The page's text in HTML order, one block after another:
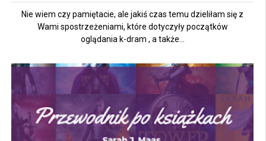
Nie wiem czy pamiętacie, ale jakiś czas temu dzieliłam się z
Wami spostrzeżeniami, które dotyczyły początków
oglądania k-dram , a także...